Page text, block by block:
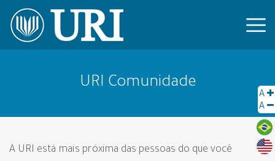
A
A
URI Comunidade
A URI está mais próxima das pessoas do que você